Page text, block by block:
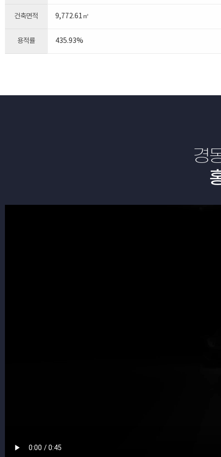
건축면적 9,772.61㎡
용적률 435.93%
경